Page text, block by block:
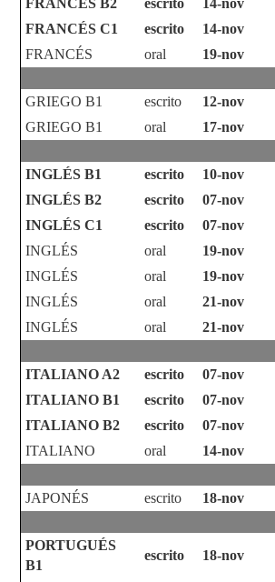
FRANCÉS B2
escrito 14-nov
FRANCÉS C1
escrito 14-nov
FRANCÉS
oral 19-nov
GRIEGO B1 escrito 12-nov
GRIEGO B1
oral 17-nov
INGLÉS B1 escrito 10-nov
INGLÉS B2
escrito 07-nov
INGLÉS C1
escrito 07-nov
INGLÉS
oral 19-nov
INGLÉS
oral 19-nov
INGLÉS
oral 21-nov
INGLÉS
oral 21-nov
ITALIANO A2 escrito 07-nov
ITALIANO B1
escrito 07-nov
ITALIANO B2
escrito 07-nov
ITALIANO
oral 14-nov
JAPONÉS escrito 18-nov
PORTUGUÉS
B1
escrito 18-nov